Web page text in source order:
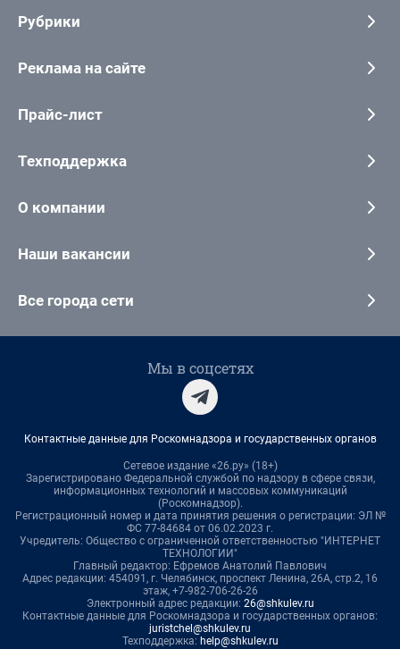
Рубрики
Реклама на сайте
Прайс-лист
Техподдержка
О компании
Наши вакансии
Все города сети
Мы в соцсетях
Контактные данные для Роскомнадзора и государственных органов
Сетевое издание «26.ру» (18+)
Зарегистрировано Федеральной службой по надзору в сфере связи,
информационных технологий и массовых коммуникаций
(Роскомнадзор).
Регистрационный номер и дата принятия решения о регистрации: ЭЛ №
ФС 77-84684 от 06.02.2023 г.
Учредитель: Общество с ограниченной ответственностью "ИНТЕРНЕТ
ТЕХНОЛОГИИ"
Главный редактор: Ефремов Анатолий Павлович
Адрес редакции: 454091, г. Челябинск, проспект Ленина, 26А, стр.2, 16
этаж, +7-982-706-26-26
Электронный адрес редакции: 26@shkulev.ru
Контактные данные для Роскомнадзора и государственных органов:
juristchel@shkulev.ru
Техподдержка: help@shkulev.ru